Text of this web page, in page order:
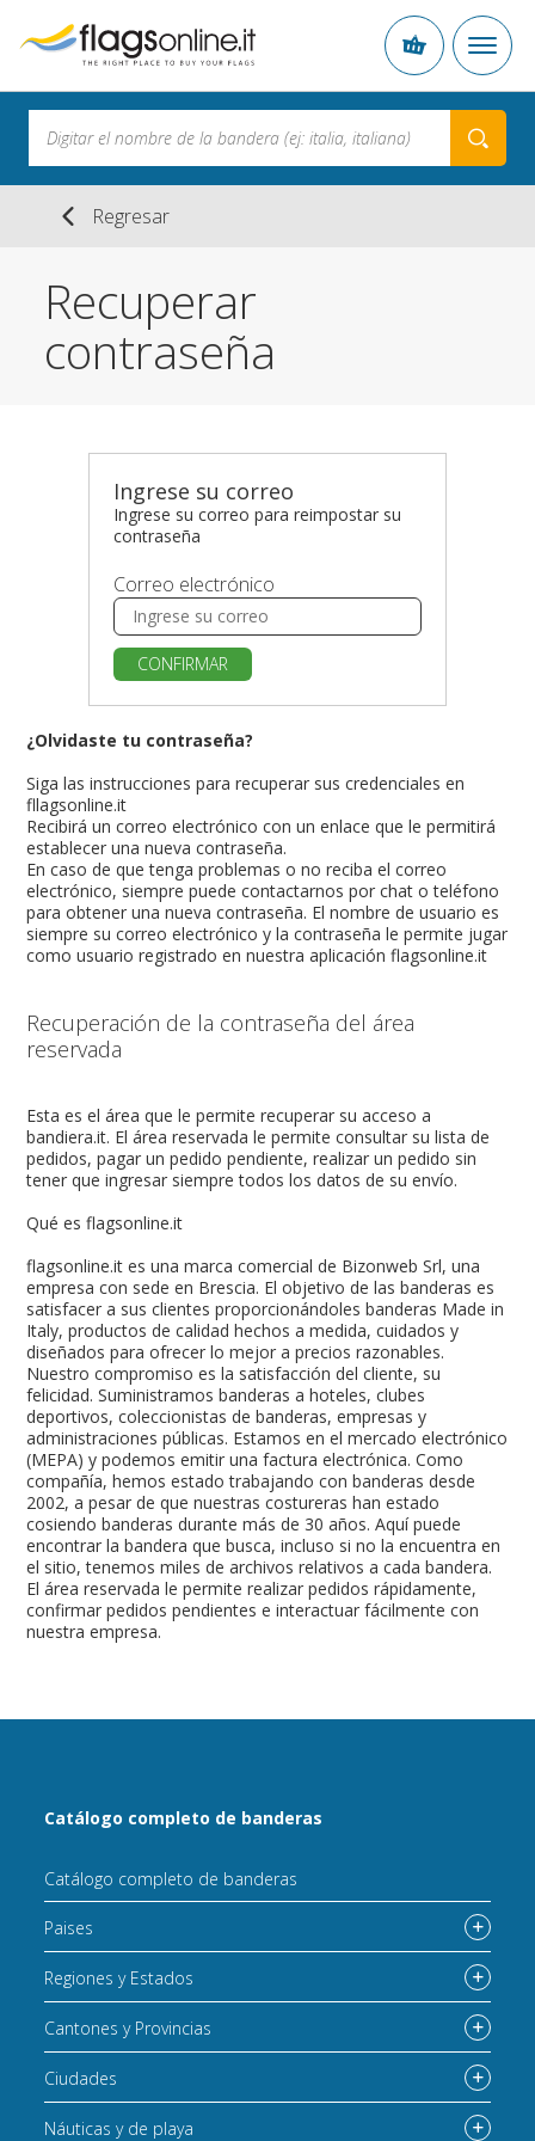
Regresar
Recuperar
contraseña
Ingrese su correo
Ingrese su correo para reimpostar su
contraseña
Correo electrónico
CONFIRMAR
¿Olvidaste tu contraseña?
Siga las instrucciones para recuperar sus credenciales en
fllagsonline.it
Recibirá un correo electrónico con un enlace que le permitirá
establecer una nueva contraseña.
En caso de que tenga problemas o no reciba el correo
electrónico, siempre puede contactarnos por chat o teléfono
para obtener una nueva contraseña. El nombre de usuario es
siempre su correo electrónico y la contraseña le permite jugar
como usuario registrado en nuestra aplicación flagsonline.it
Recuperación de la contraseña del área
reservada
Esta es el área que le permite recuperar su acceso a
bandiera.it. El área reservada le permite consultar su lista de
pedidos, pagar un pedido pendiente, realizar un pedido sin
tener que ingresar siempre todos los datos de su envío.
Qué es flagsonline.it
flagsonline.it es una marca comercial de Bizonweb Srl, una
empresa con sede en Brescia. El objetivo de las banderas es
satisfacer a sus clientes proporcionándoles banderas Made in
Italy, productos de calidad hechos a medida, cuidados y
diseñados para ofrecer lo mejor a precios razonables.
Nuestro compromiso es la satisfacción del cliente, su
felicidad. Suministramos banderas a hoteles, clubes
deportivos, coleccionistas de banderas, empresas y
administraciones públicas. Estamos en el mercado electrónico
(MEPA) y podemos emitir una factura electrónica. Como
compañía, hemos estado trabajando con banderas desde
2002, a pesar de que nuestras costureras han estado
cosiendo banderas durante más de 30 años. Aquí puede
encontrar la bandera que busca, incluso si no la encuentra en
el sitio, tenemos miles de archivos relativos a cada bandera.
El área reservada le permite realizar pedidos rápidamente,
confirmar pedidos pendientes e interactuar fácilmente con
nuestra empresa.
Catálogo completo de banderas
Catálogo completo de banderas
Paises
Regiones y Estados
Cantones y Provincias
Ciudades
Náuticas y de playa